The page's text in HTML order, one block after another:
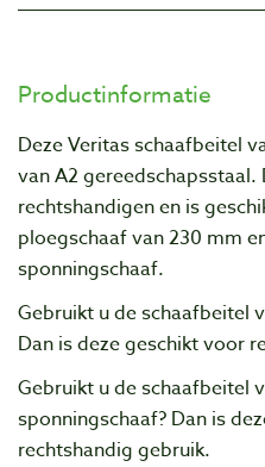
Productinformatie
Deze Veritas schaafbeitel
van A2
rechtshandigen en is
ploegschaaf van 230 mm
sponningschaaf.
Gebruikt u de schaafbeitel
Dan is deze geschikt voor
Gebruikt u de schaafbeitel
sponningschaaf? Dan is
rechtshandig gebruik.